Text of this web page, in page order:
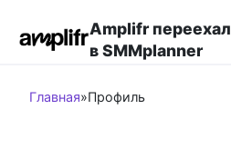
контенту
Amplifr переехал
в SMMplanner
Главная»Профиль